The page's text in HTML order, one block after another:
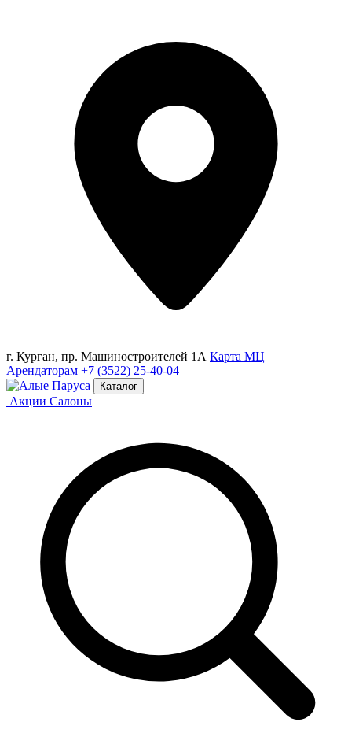
г. Курган, пр. Машиностроителей 1А Карта МЦ
Арендаторам +7 (3522) 25-40-04
Каталог
Акции Салоны